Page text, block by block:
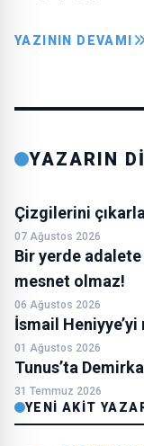
YAZININ DEVAMI
YAZARIN
Çizgilerini
07 Ağustos 2026
Bir yerde
mesnet olmaz!
06 Ağustos 2026
İsmail
01 Ağustos 2026
Tunus’ta
31 Temmuz 2026
YENI AKIT